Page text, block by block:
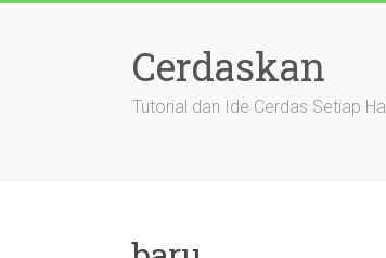
Cerdaskan
Tutorial dan Ide Cerdas Setiap